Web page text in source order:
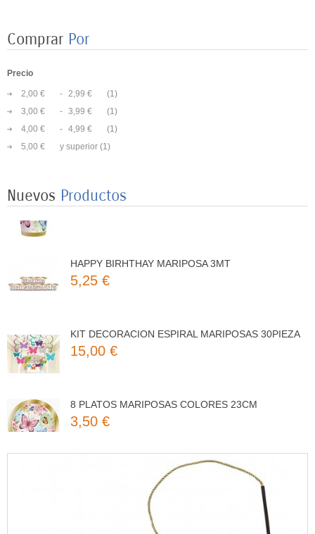
Comprar Por
Precio
2,00 € - 2,99 €
(1)
3,00 €
- 3,99 €
(1)
4,00 €
- 4,99 €
(1)
5,00 €
y superior (1)
Nuevos Productos
8 PLATOS MARIPOSAS COLORES 23CM
3,50 €
3,25 €
5,25 €
15,00 €
3,50 €